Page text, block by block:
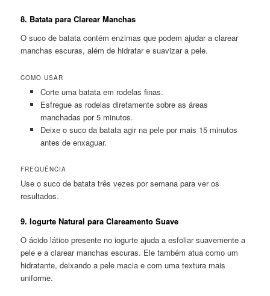
8. Batata para Clarear Manchas
O suco de batata contém enzimas que podem ajudar a clarear
manchas escuras, além de hidratar e suavizar a pele.
COMO USAR
Corte uma batata em rodelas finas.
Esfregue as rodelas diretamente sobre as áreas
manchadas por 5 minutos.
Deixe o suco da batata agir na pele por mais 15 minutos
antes de enxaguar.
FREQUÊNCIA
Use o suco de batata três vezes por semana para ver os
resultados.
9.Iogurte Natural para Clareamento Suave
O ácido lático presente no iogurte ajuda a esfoliar suavemente a
pele e a clarear manchas escuras. Ele também atua como um
hidratante, deixando a pele macia e com uma textura mais
uniforme.